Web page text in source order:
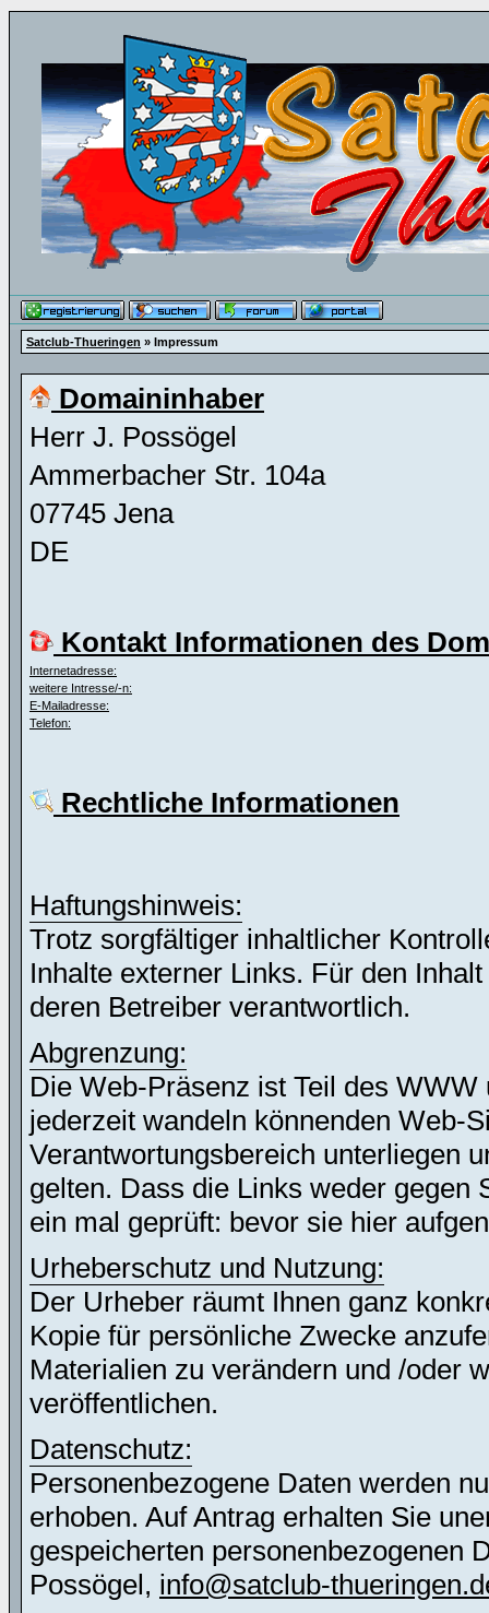
Satclub-Thueringen » Impressum
Domaininhaber
Herr J. Possögel
Ammerbacher Str. 104a
07745 Jena
DE
Kontakt Informationen des
Internetadresse:
weitere Intresse/-n:
E-Mailadresse:
Telefon:
Rechtliche Informationen
Haftungshinweis:
Trotz sorgfältiger inhaltlicher
Inhalte externer Links. Für den
deren Betreiber verantwortlich.
Abgrenzung:
Die Web-Präsenz ist Teil des
jederzeit wandeln könnenden Web-
Verantwortungsbereich unterliegen
gelten. Dass die Links weder gegen
ein mal geprüft: bevor sie hier
Urheberschutz und Nutzung:
Der Urheber räumt Ihnen ganz
Kopie für persönliche Zwecke
Materialien zu verändern und /oder
veröffentlichen.
Datenschutz:
Personenbezogene Daten werden
erhoben. Auf Antrag erhalten Sie
gespeicherten personenbezogenen
Possögel, info@satclub-